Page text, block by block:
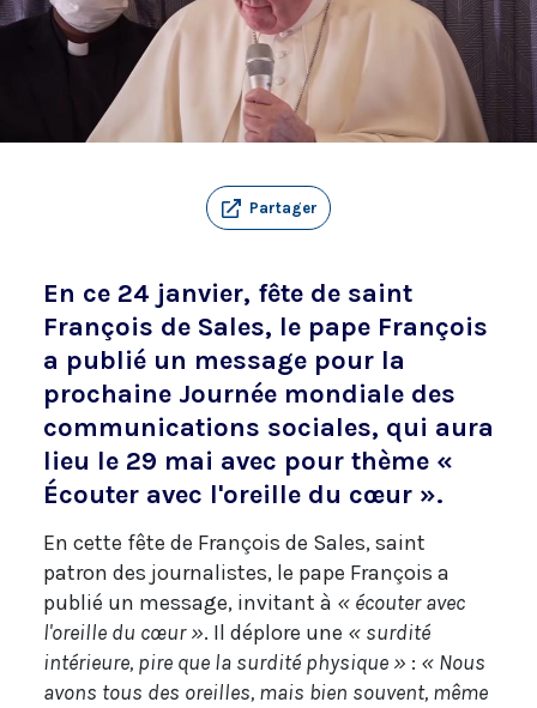
Partager
En ce 24 janvier, fête de saint
François de Sales, le pape François
a publié un message pour la
prochaine Journée mondiale des
communications sociales, qui aura
lieu le 29 mai avec pour thème «
Écouter avec l'oreille du cœur ».
En cette fête de François de Sales, saint
patron des journalistes, le pape François a
publié un message, invitant à « écouter avec
l'oreille du cœur ». Il déplore une « surdité
intérieure, pire que la surdité physique » : « Nous
avons tous des oreilles, mais bien souvent, même